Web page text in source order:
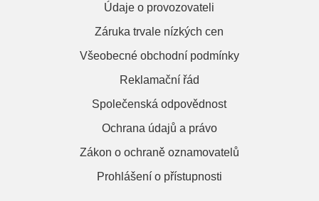
Údaje o provozovateli
Záruka trvale nízkých cen
Všeobecné obchodní podmínky
Reklamační řád
Společenská odpovědnost
Ochrana údajů a právo
Zákon o ochraně oznamovatelů
Prohlášení o přístupnosti